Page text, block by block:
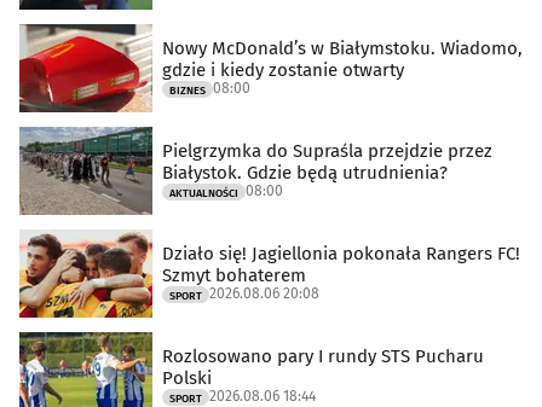
Nowy McDonald’s w Białymstoku. Wiadomo,
gdzie i kiedy zostanie otwarty
BIZNES 08:00
Pielgrzymka do Supraśla przejdzie przez
Białystok. Gdzie będą utrudnienia?
AKTUALNOŚCI 08:00
Działo się! Jagiellonia pokonała Rangers FC!
Szmyt bohaterem
SPORT 2026.08.06 20:08
Rozlosowano pary I rundy STS Pucharu
Polski
SPORT 2026.08.06 18:44